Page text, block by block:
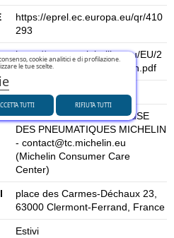
https://eprel.ec.europa.eu/qr/410
293
https://www.tyrelabelling.eu/EU/2
020-740/en/413585_fcs_en.pdf
2020/740
MANUFACTURE FRANCAISE
DES PNEUMATIQUES MICHELIN
- contact@tc.michelin.eu
(Michelin Consumer Care
Center)
place des Carmes-Déchaux 23,
63000 Clermont-Ferrand, France
Estivi
cookie analitici e di profilazione.
le tue scelte.
RIFIUTA TUTTI
TUTTI